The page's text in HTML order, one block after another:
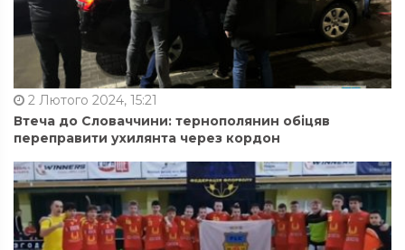
2 Лютого 2024, 15:21
Втеча до Словаччини: тернополянин обіцяв
переправити ухилянта через кордон